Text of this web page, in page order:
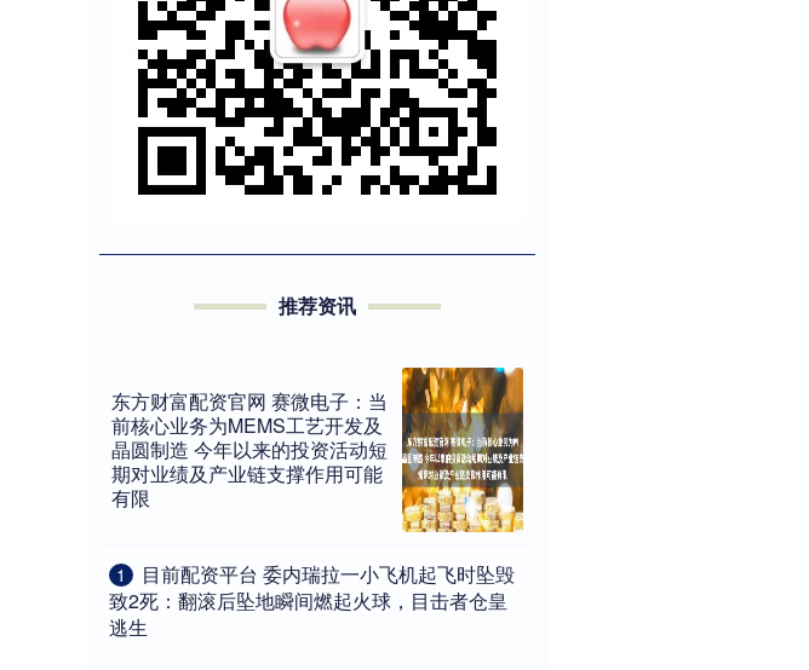
推荐资讯
东方财富配资官网 赛微电子：当
前核心业务为MEMS工艺开发及
晶圆制造 今年以来的投资活动短
期对业绩及产业链支撑作用可能
有限
1
​目前配资平台 委内瑞拉一小飞机起飞时坠毁
致2死：翻滚后坠地瞬间燃起火球，目击者仓皇
逃生